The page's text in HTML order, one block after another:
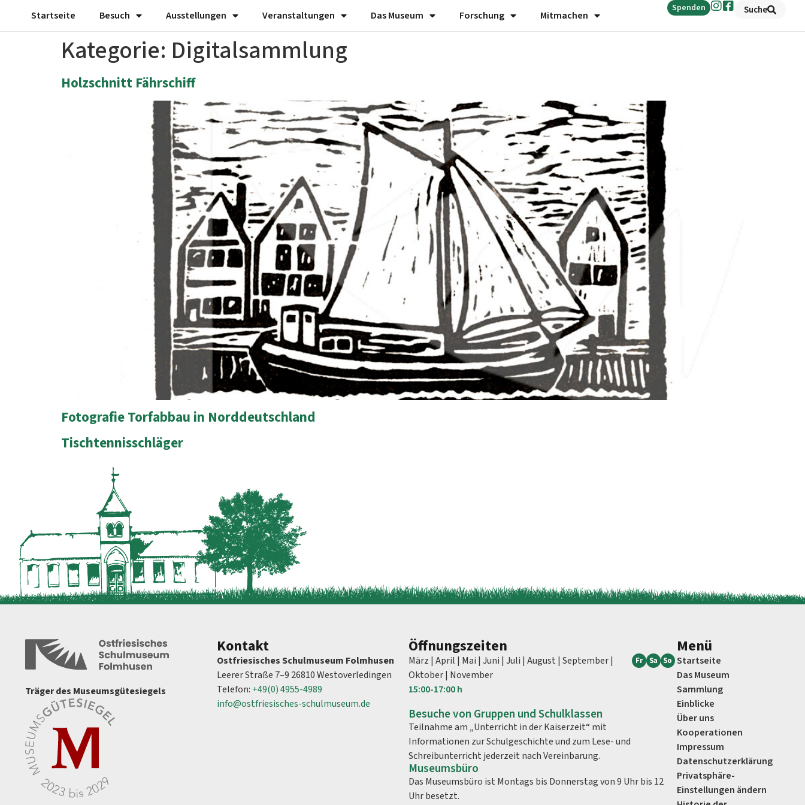
Startseite Besuch Ausstellungen Veranstaltungen Das Museum Forschung Mitmachen
Spenden Suche
Kategorie: Digitalsammlung
Holzschnitt Fährschiff
Fotografie Torfabbau in Norddeutschland
Tischtennisschläger
Träger des Museumsgütesiegels
Kontakt
Ostfriesisches Schulmuseum Folmhusen
Leerer Straße 7–9 26810 Westoverledingen
Telefon: +49(0) 4955-4989
info@ostfriesisches-schulmuseum.de
Öffnungszeiten
März | April | Mai | Juni | Juli | August | September |
Oktober | November
Fr Sa So
15:00-17:00 h
Besuche von Gruppen und Schulklassen
Teilnahme am „Unterricht in der Kaiserzeit“ mit
Informationen zur Schulgeschichte und zum Lese- und
Schreibunterricht jederzeit nach Vereinbarung.
Museumsbüro
Das Museumsbüro ist Montags bis Donnerstag von 9 Uhr bis 12
Uhr besetzt.
Menü
Startseite
Das Museum
Sammlung
Einblicke
Über uns
Kooperationen
Impressum
Datenschutz­erklärung
Privatsphäre-
Einstellungen ändern